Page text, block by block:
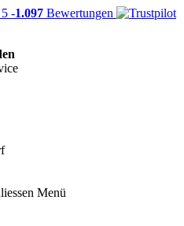
-1.097 Bewertungen
Menü